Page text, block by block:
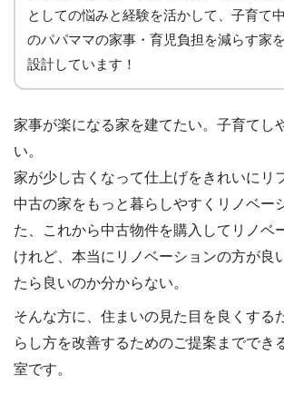
としての悩みと経験を活かして、子育て中
のパパママの家事・育児負担を減らす家を
設計しています！
家事が楽になる家を建てたい。子育てし
い。
家が少し古くなって仕上げをきれいにリ
中古の家をもっと暮らしやすくリノベー
た、これから中古物件を購入してリノベ
けれど、本当にリノベーションの方が良
たら良いのか分からない。
そんな方に、住まいの見た目を良くする
らし方を改善するためのご提案まででき
室です。